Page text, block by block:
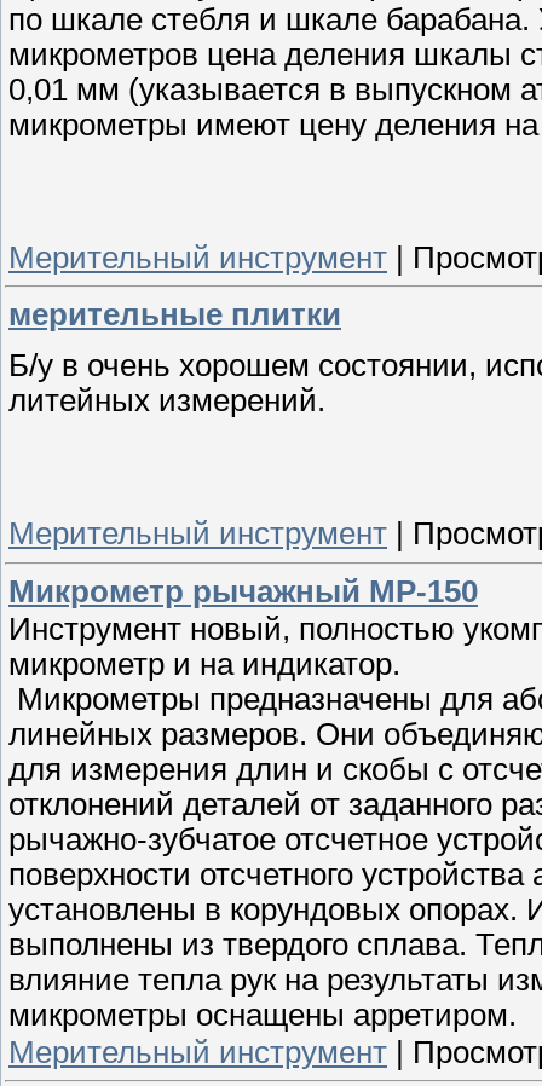
по шкале стебля и шкале
микрометров цена деления шкалы
0,01 мм (указывается в выпускном
микрометры имеют цену деления
Мерительный инструмент
мерительные плитки
Б/у в очень хорошем состоянии,
литейных измерений.
Мерительный инструмент
Микрометр рычажный МР-150
Инструмент новый, полностью
микрометр и на индикатор.
Микрометры предназначены для
линейных размеров. Они
для измерения длин и скобы с
отклонений деталей от заданного
рычажно-зубчатое отсчетное
поверхности отсчетного
установлены в корундовых опорах.
выполнены из твердого сплава.
влияние тепла рук на результаты
микрометры оснащены арретиром.
Мерительный инструмент